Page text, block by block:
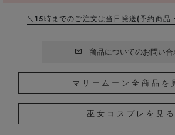
＼15時までのご注文は当日発送(予約商品
商品についてのお問い
マリームーン全商品を
巫女コスプレを見る